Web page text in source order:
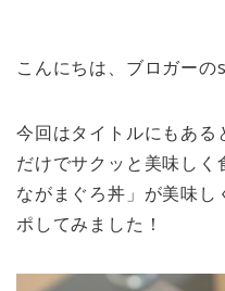
こんにちは、ブロガーの
今回はタイトルにもある
だけでサクッと美味し
ながまぐろ丼」が美味し
ポしてみました！